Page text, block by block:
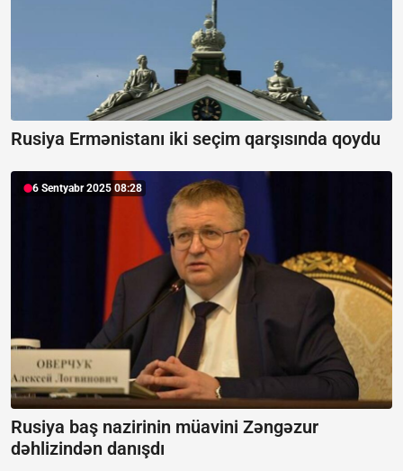
Rusiya Ermənistanı iki seçim qarşısında qoydu
6 Sentyabr 2025 08:28
Rusiya baş nazirinin müavini Zəngəzur
dəhlizindən danışdı